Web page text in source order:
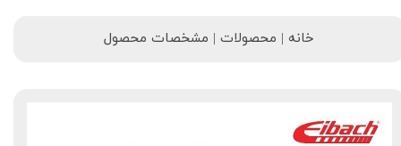
خانه | محصولات | مشخصات محصول